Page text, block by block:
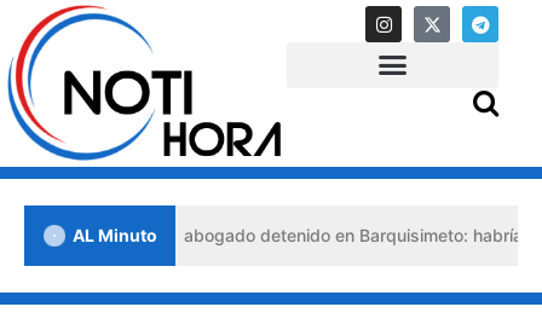
AL Minuto
Falso abogado detenido en Barquisimeto: habría usado